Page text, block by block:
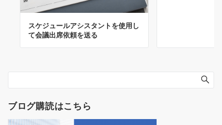
スケジュールアシスタントを使用し
て会議出席依頼を送る
ブログ購読はこちら